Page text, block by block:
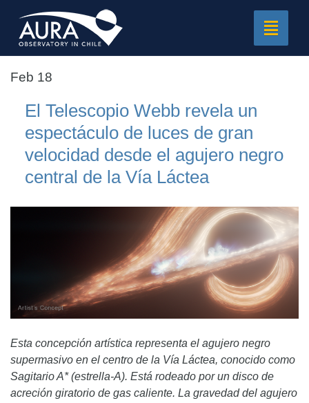
Toggle
Feb 18
El Telescopio Webb revela un
espectáculo de luces de gran
velocidad desde el agujero negro
central de la Vía Láctea
Esta concepción artística representa el agujero negro
supermasivo en el centro de la Vía Láctea, conocido como
Sagitario A* (estrella-A). Está rodeado por un disco de
acreción giratorio de gas caliente. La gravedad del agujero